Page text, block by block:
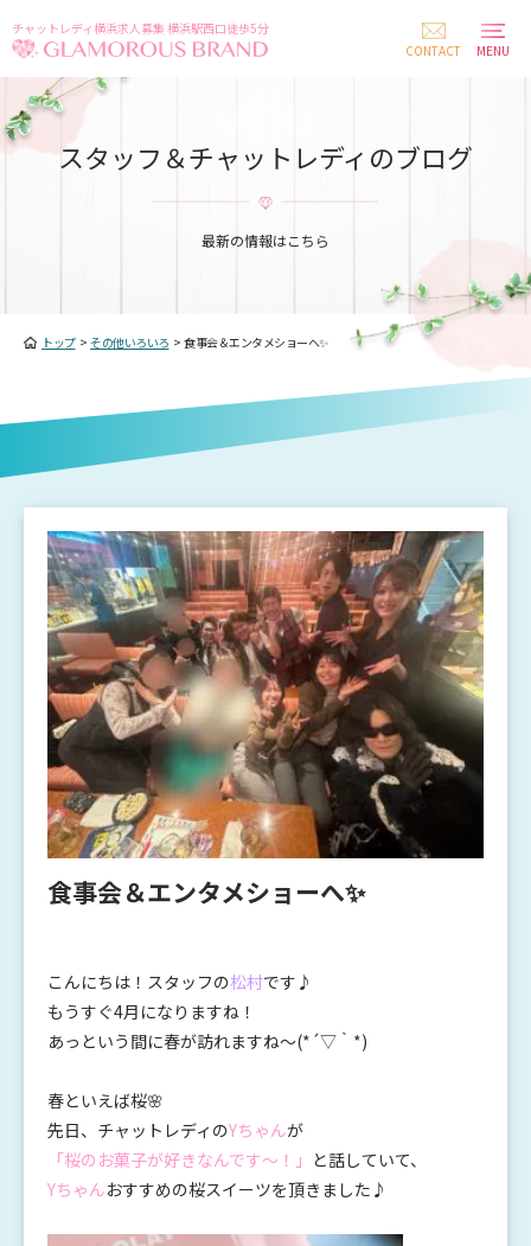
チャットレディ横浜求人募集 横浜駅西口徒歩5分
CONTACT
MENU
スタッフ＆チャットレディのブログ
最新の情報はこちら
トップ> その他いろいろ > 食事会＆エンタメショーへ✨
食事会＆エンタメショーへ✨
こんにちは！スタッフの松村です♪
もうすぐ4月になりますね！
あっという間に春が訪れますね～(*´▽｀*)
春といえば桜🌸
先日、チャットレディのYちゃんが
「桜のお菓子が好きなんです～！」 と話していて、
Yちゃんおすすめの桜スイーツを頂きました♪